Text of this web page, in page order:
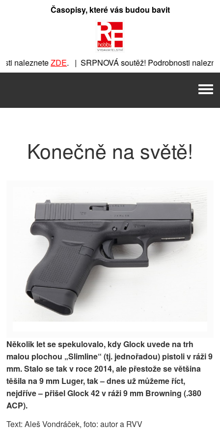
Časopisy, které vás budou bavit
nalezneteZDE. | SRPNOVÁ soutěž! Podrobnosti
. |
Konečně na světě!
Několik let se spekulovalo, kdy Glock uvede na trh
malou plochou „Slimline“ (tj. jednořadou) pistoli v ráži 9
mm. Stalo se tak v roce 2014, ale přestože se většina
těšila na 9 mm Luger, tak – dnes už můžeme říct,
nejdříve – přišel Glock 42 v ráži 9 mm Browning (.380
ACP).
Text: Aleš Vondráček, foto: autor a RVV